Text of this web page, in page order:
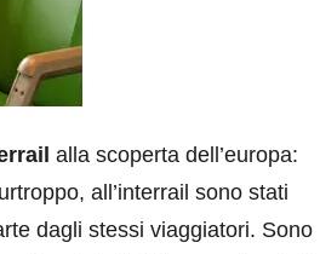
alla scoperta dell’europa:
all’interrail sono stati
dagli stessi viaggiatori. Sono